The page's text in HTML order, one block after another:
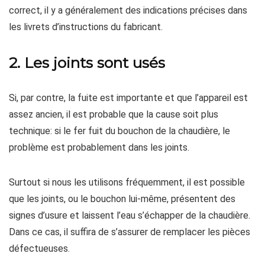
correct, il y a généralement des indications précises dans
les livrets d’instructions du fabricant.
2. Les joints sont usés
Si, par contre, la fuite est importante et que l’appareil est
assez ancien, il est probable que la cause soit plus
technique: si le fer fuit du bouchon de la chaudière, le
problème est probablement dans les joints.
Surtout si nous les utilisons fréquemment, il est possible
que les joints, ou le bouchon lui-même, présentent des
signes d’usure et laissent l’eau s’échapper de la chaudière.
Dans ce cas, il suffira de s’assurer de remplacer les pièces
défectueuses.